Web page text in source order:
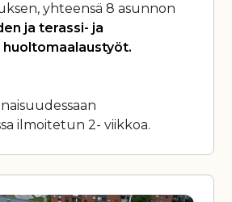
yhteensä 8 asunnon
ja terassi- ja
ilmoitetun 2- viikkoa.